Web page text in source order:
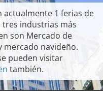
actualmente 1 ferias de
tres industrias más
son Mercado de
mercado navideño.
pueden visitar
también.